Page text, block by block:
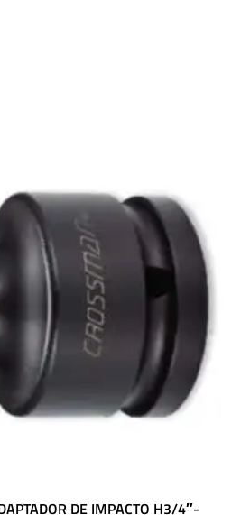
DE IMPACTO H3/4″-